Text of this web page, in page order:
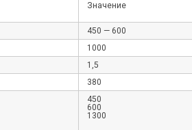
Значение
450 — 600
1000
1,5
380
450
600
1300